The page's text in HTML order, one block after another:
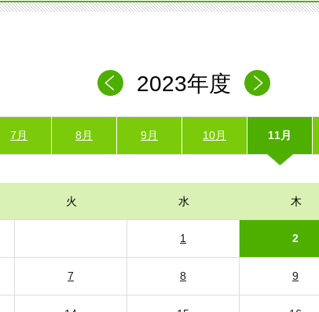
2023年度
7月 8月 9月 10月 11月
火 水 木
1 2
7 8 9